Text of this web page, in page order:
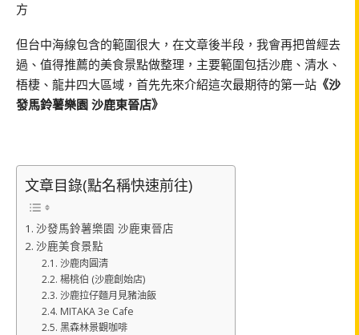
方
但台中海線包含的範圍很大，在文章後半段，我會再把曾經去
過、值得推薦的美食景點做整理，主要範圍包括沙鹿、清水、
梧棲、龍井四大區域，首先先來介紹這次最期待的第一站 《沙
發馬鈴薯樂園 沙鹿東晉店》
文章目錄(點名稱快速前往)
沙發馬鈴薯樂園 沙鹿東晉店
沙鹿美食景點
沙鹿肉圓清
楊桃伯 (沙鹿創始店)
沙鹿拉仔麵月見豬油飯
MITAKA 3e Cafe
黑森林景觀咖啡